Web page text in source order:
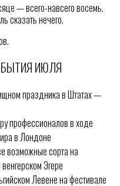
— всего-навсего восемь.
сказать нечего.
ИЮЛЯ
праздника в Штатах —
профессионалов в ходе
в Лондоне
возможные сорта на
Эгере
Левене на фестивале